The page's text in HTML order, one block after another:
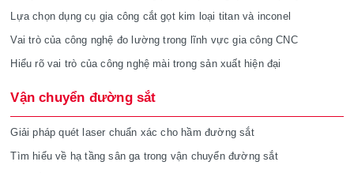
Lựa chọn dụng cụ gia công cắt gọt kim loại titan và inconel
Vai trò của công nghệ đo lường trong lĩnh vực gia công CNC
Hiểu rõ vai trò của công nghệ mài trong sản xuất hiện đại
Vận chuyển đường sắt
Giải pháp quét laser chuẩn xác cho hầm đường sắt
Tìm hiểu về hạ tầng sân ga trong vận chuyển đường sắt